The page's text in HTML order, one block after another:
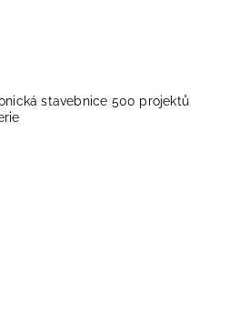
stavebnice 500 projektů